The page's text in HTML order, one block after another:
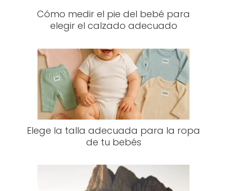
Cómo medir el pie del bebé para
elegir el calzado adecuado
Elege la talla adecuada para la ropa
de tu bebés